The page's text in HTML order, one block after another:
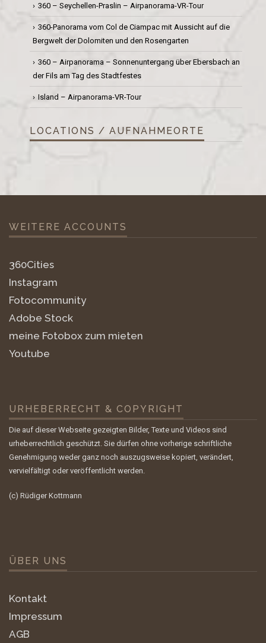
360 – Seychellen-Praslin – Airpanorama-VR-Tour
360-Panorama vom Col de Ciampac mit Aussicht auf die
Bergwelt der Dolomiten und den Rosengarten
360 – Airpanorama – Sonnenuntergang über Ebersbach an
der Fils am Tag des Stadtfestes
Island – Airpanorama-VR-Tour
LOCATIONS / AUFNAHMEORTE
WEITERE ACCOUNTS
360Cities
Instagram
Fotocommunity
Adobe Stock
meine Fotobox zum mieten
Youtube
URHEBERRECHT & COPYRIGHT
Die auf dieser Webseite gezeigten Bilder, Texte und Videos sind
urheberrechtlich geschützt. Sie dürfen ohne vorherige schriftliche
Genehmigung weder ganz noch auszugsweise kopiert, verändert,
vervielfältigt oder veröffentlicht werden.
(c) Rüdiger Kottmann
ÜBER UNS
Kontakt
Impressum
AGB